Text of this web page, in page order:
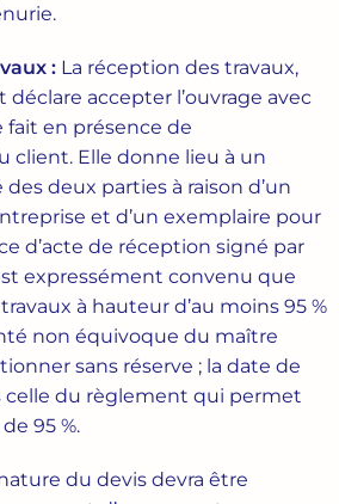
: La réception des travaux,
déclare accepter l’ouvrage avec
fait en présence de
client. Elle donne lieu à un
deux parties à raison d’un
et d’un exemplaire pour
d’acte de réception signé par
expressément convenu que
à hauteur d’au moins 95 %
non équivoque du maître
sans réserve ; la date de
celle du règlement qui permet
95 %.
du devis devra être